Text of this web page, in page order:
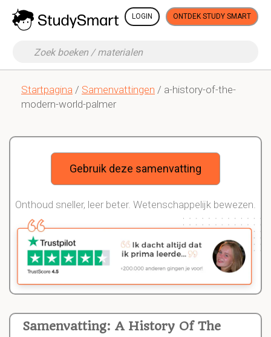
LOGIN ONTDEK STUDY SMART
Startpagina / Samenvattingen / a-history-of-the-
modern-world-palmer
Samenvatting: A History Of The
Gebruik deze samenvatting
Onthoud sneller, leer beter. Wetenschappelijk bewezen.